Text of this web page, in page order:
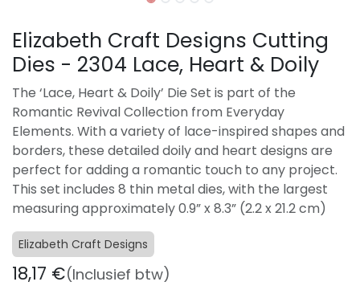
Elizabeth Craft Designs Cutting
Dies - 2304 Lace, Heart & Doily
The ‘Lace, Heart & Doily’ Die Set is part of the
Romantic Revival Collection from Everyday
Elements. With a variety of lace-inspired shapes and
borders, these detailed doily and heart designs are
perfect for adding a romantic touch to any project.
This set includes 8 thin metal dies, with the largest
measuring approximately 0.9” x 8.3” (2.2 x 21.2 cm)
Elizabeth Craft Designs
18,17 €(Inclusief btw)